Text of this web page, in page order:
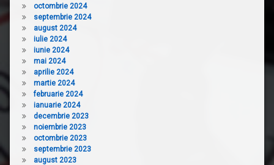
octombrie 2024
septembrie 2024
august 2024
iulie 2024
iunie 2024
mai 2024
aprilie 2024
martie 2024
februarie 2024
ianuarie 2024
decembrie 2023
noiembrie 2023
octombrie 2023
septembrie 2023
august 2023